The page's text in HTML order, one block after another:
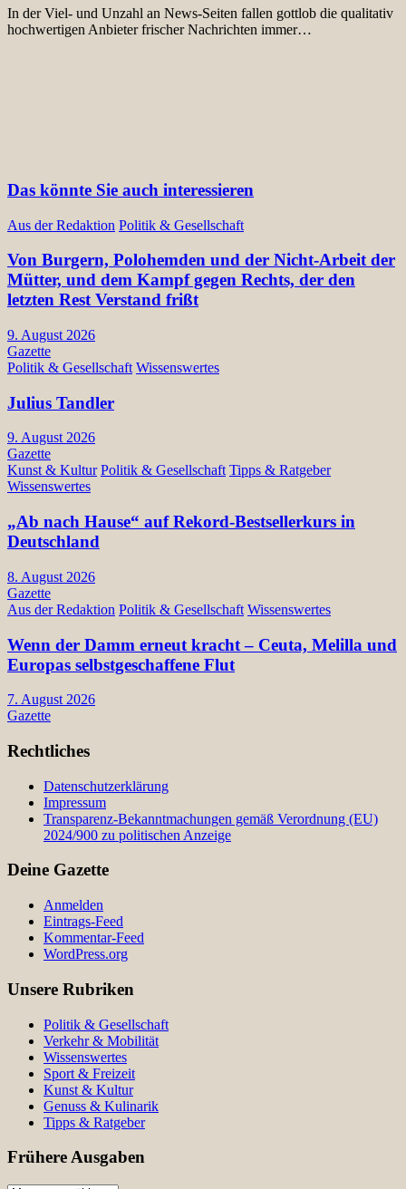
In der Viel- und Unzahl an News-Seiten fallen gottlob die qualitativ
hochwertigen Anbieter frischer Nachrichten immer…
Das könnte Sie auch interessieren
Aus der Redaktion Politik & Gesellschaft
Von Burgern, Polohemden und der Nicht-Arbeit der
Mütter, und dem Kampf gegen Rechts, der den
letzten Rest Verstand frißt
9. August 2026
Gazette
Politik & Gesellschaft Wissenswertes
Julius Tandler
9. August 2026
Gazette
Kunst & Kultur Politik & Gesellschaft Tipps & Ratgeber
Wissenswertes
„Ab nach Hause“ auf Rekord-Bestsellerkurs in
Deutschland
8. August 2026
Gazette
Aus der Redaktion Politik & Gesellschaft Wissenswertes
Wenn der Damm erneut kracht – Ceuta, Melilla und
Europas selbstgeschaffene Flut
7. August 2026
Gazette
Rechtliches
Datenschutzerklärung
Impressum
Transparenz-Bekanntmachungen gemäß Verordnung (EU)
2024/900 zu politischen Anzeige
Deine Gazette
Anmelden
Eintrags-Feed
Kommentar-Feed
WordPress.org
Unsere Rubriken
Politik & Gesellschaft
Verkehr & Mobilität
Wissenswertes
Sport & Freizeit
Kunst & Kultur
Genuss & Kulinarik
Tipps & Ratgeber
Frühere Ausgaben